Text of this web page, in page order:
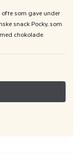
ofte som gave under
snack Pocky, som
chokolade.